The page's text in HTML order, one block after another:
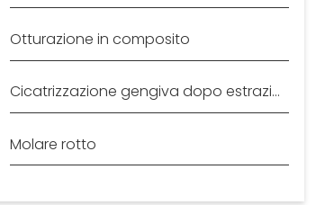
Otturazione in composito
Cicatrizzazione gengiva dopo estrazione
Molare rotto